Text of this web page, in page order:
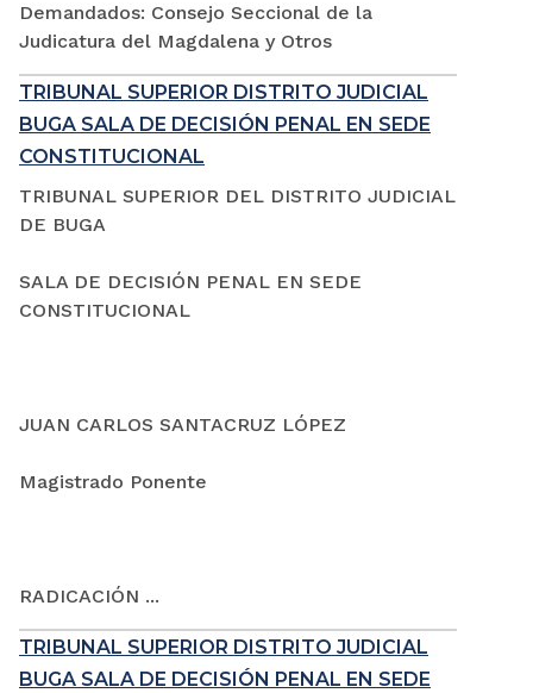
Demandados: Consejo Seccional de la
Judicatura del Magdalena y Otros
TRIBUNAL SUPERIOR DISTRITO JUDICIAL
BUGA SALA DE DECISIÓN PENAL EN SEDE
CONSTITUCIONAL
TRIBUNAL SUPERIOR DEL DISTRITO JUDICIAL
DE BUGA
SALA DE DECISIÓN PENAL EN SEDE
CONSTITUCIONAL
JUAN CARLOS SANTACRUZ LÓPEZ
Magistrado Ponente
RADICACIÓN ...
TRIBUNAL SUPERIOR DISTRITO JUDICIAL
BUGA SALA DE DECISIÓN PENAL EN SEDE